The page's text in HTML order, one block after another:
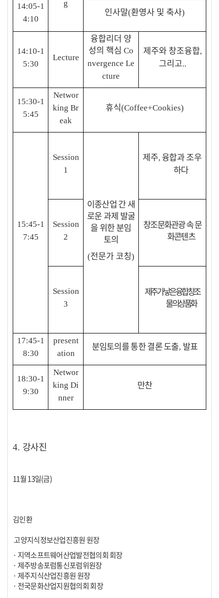
g
14:05-1
4:10
인사말(환영사 및 축사)
14:10-1
5:30
Lecture
융합리더 양
성의 핵심 Co
nvergence Le
cture
제주와 창조융합,
그리고..
15:30-1
5:45
Networ
king Br
eak
휴식(Coffee+Cookies)
15:45-1
7:45
Session
1
이종산업 간 새
로운 과제 발굴
을 위한 분임
토의
(전문가 코칭)
제주, 융합과 조우
하다
Session
2
창조문화관광 속 문
화콘텐츠
Session
3
제주가 낳은 융합 창조
물의 상품화
17:45-1
8:30
present
ation
분임토의를 통한 결론 도출, 발표
18:30-1
9:30
Networ
king Di
nner
만찬
4. 강사진
11월 13일(금)
김인환
고양지식정보산업진흥원 원장
· 지역소프트웨어산업발전협의회 회장
· 제주방송포럼통신포럼위원장
· 제주지식산업진흥원 원장
· 전국문화산업지원협의회 회장